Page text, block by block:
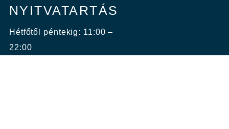
NYITVATARTÁS
Hétfőtől péntekig: 11:00 –
22:00